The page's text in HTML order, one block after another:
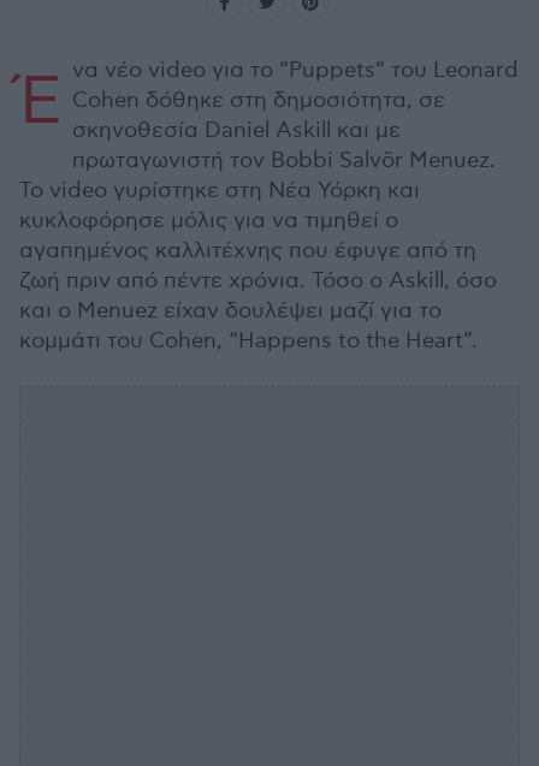
Έ να νέο video για το “Puppets” του Leonard
Cohen δόθηκε στη δημοσιότητα, σε
σκηνοθεσία Daniel Askill και με
πρωταγωνιστή τον Bobbi Salvör Menuez.
Το video γυρίστηκε στη Νέα Υόρκη και
κυκλοφόρησε μόλις για να τιμηθεί ο
αγαπημένος καλλιτέχνης που έφυγε από τη
ζωή πριν από πέντε χρόνια. Τόσο ο Askill, όσο
και ο Menuez είχαν δουλέψει μαζί για το
κομμάτι του Cohen, “Happens to the Heart”.